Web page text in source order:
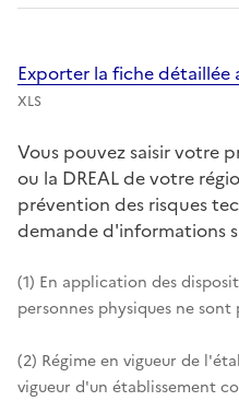
Exporter la fiche détaillée
XLS
Vous pouvez saisir votre
ou la DREAL de votre
prévention des risques
demande d'informations
(1) En application des
personnes physiques ne sont
(2) Régime en vigueur de
vigueur d'un établissement